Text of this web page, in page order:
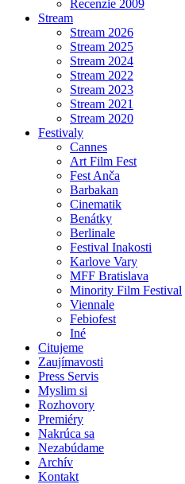
Recenzie 2009
Stream
Stream 2026
Stream 2025
Stream 2024
Stream 2022
Stream 2023
Stream 2021
Stream 2020
Festivaly
Cannes
Art Film Fest
Fest Anča
Barbakan
Cinematik
Benátky
Berlinale
Festival Inakosti
Karlove Vary
MFF Bratislava
Minority Film Festival
Viennale
Febiofest
Iné
Citujeme
Zaujímavosti
Press Servis
Myslim si
Rozhovory
Premiéry
Nakrúca sa
Nezabúdame
Archív
Kontakt